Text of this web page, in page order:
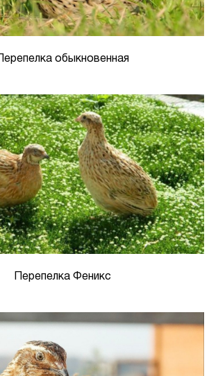
Перепелка обыкновенная
Перепелка Феникс